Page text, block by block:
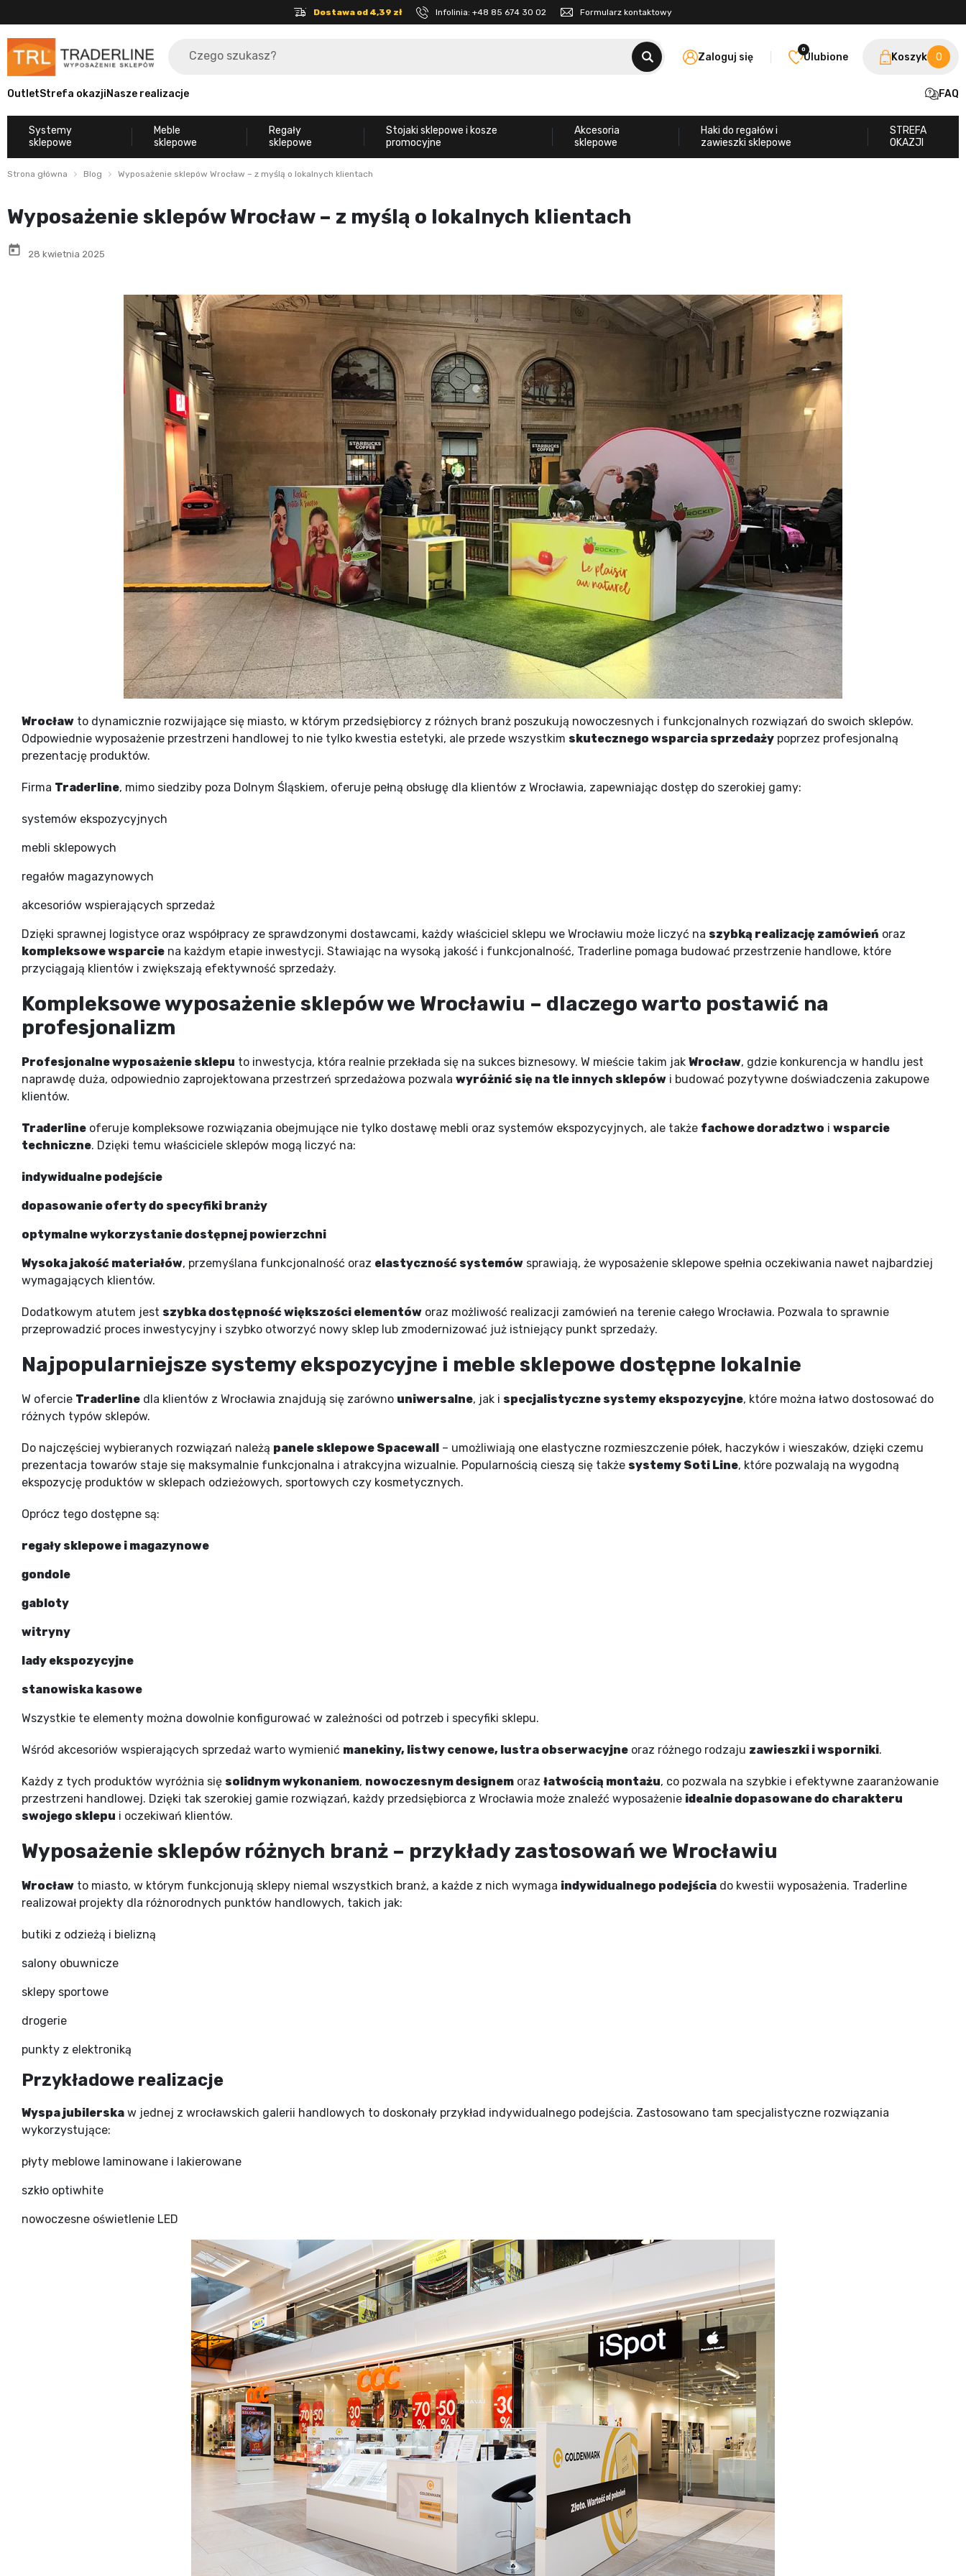
Dostawa od 4,39 zł Infolinia: +48 85 674 30 02 Formularz kontaktowy
Zaloguj się Ulubione
0
Koszyk 0
OutletStrefa okazjiNasze realizacje FAQ
Systemy
sklepowe
Meble
sklepowe
Regały
sklepowe
Stojaki sklepowe i kosze
promocyjne
Akcesoria
sklepowe
Haki do regałów i
zawieszki sklepowe
STREFA
OKAZJI
Strona główna Blog Wyposażenie sklepów Wrocław – z myślą o lokalnych klientach
Wyposażenie sklepów Wrocław – z myślą o lokalnych klientach
today 28 kwietnia 2025
Wrocław to dynamicznie rozwijające się miasto, w którym przedsiębiorcy z różnych branż poszukują nowoczesnych i funkcjonalnych rozwiązań do swoich sklepów.
Odpowiednie wyposażenie przestrzeni handlowej to nie tylko kwestia estetyki, ale przede wszystkim skutecznego wsparcia sprzedaży poprzez profesjonalną
prezentację produktów.
Firma Traderline, mimo siedziby poza Dolnym Śląskiem, oferuje pełną obsługę dla klientów z Wrocławia, zapewniając dostęp do szerokiej gamy:
systemów ekspozycyjnych
mebli sklepowych
regałów magazynowych
akcesoriów wspierających sprzedaż
Dzięki sprawnej logistyce oraz współpracy ze sprawdzonymi dostawcami, każdy właściciel sklepu we Wrocławiu może liczyć na szybką realizację zamówień oraz
kompleksowe wsparcie na każdym etapie inwestycji. Stawiając na wysoką jakość i funkcjonalność, Traderline pomaga budować przestrzenie handlowe, które
przyciągają klientów i zwiększają efektywność sprzedaży.
Kompleksowe wyposażenie sklepów we Wrocławiu – dlaczego warto postawić na
profesjonalizm
Profesjonalne wyposażenie sklepu to inwestycja, która realnie przekłada się na sukces biznesowy. W mieście takim jak Wrocław, gdzie konkurencja w handlu jest
naprawdę duża, odpowiednio zaprojektowana przestrzeń sprzedażowa pozwala wyróżnić się na tle innych sklepów i budować pozytywne doświadczenia zakupowe
klientów.
Traderline oferuje kompleksowe rozwiązania obejmujące nie tylko dostawę mebli oraz systemów ekspozycyjnych, ale także fachowe doradztwo i wsparcie
techniczne. Dzięki temu właściciele sklepów mogą liczyć na:
indywidualne podejście
dopasowanie oferty do specyfiki branży
optymalne wykorzystanie dostępnej powierzchni
Wysoka jakość materiałów, przemyślana funkcjonalność oraz elastyczność systemów sprawiają, że wyposażenie sklepowe spełnia oczekiwania nawet najbardziej
wymagających klientów.
Dodatkowym atutem jest szybka dostępność większości elementów oraz możliwość realizacji zamówień na terenie całego Wrocławia. Pozwala to sprawnie
przeprowadzić proces inwestycyjny i szybko otworzyć nowy sklep lub zmodernizować już istniejący punkt sprzedaży.
Najpopularniejsze systemy ekspozycyjne i meble sklepowe dostępne lokalnie
W ofercie Traderline dla klientów z Wrocławia znajdują się zarówno uniwersalne, jak i specjalistyczne systemy ekspozycyjne, które można łatwo dostosować do
różnych typów sklepów.
Do najczęściej wybieranych rozwiązań należą panele sklepowe Spacewall – umożliwiają one elastyczne rozmieszczenie półek, haczyków i wieszaków, dzięki czemu
prezentacja towarów staje się maksymalnie funkcjonalna i atrakcyjna wizualnie. Popularnością cieszą się także systemy Soti Line, które pozwalają na wygodną
ekspozycję produktów w sklepach odzieżowych, sportowych czy kosmetycznych.
Oprócz tego dostępne są:
regały sklepowe i magazynowe
gondole
gabloty
witryny
lady ekspozycyjne
stanowiska kasowe
Wszystkie te elementy można dowolnie konfigurować w zależności od potrzeb i specyfiki sklepu.
Wśród akcesoriów wspierających sprzedaż warto wymienić manekiny, listwy cenowe, lustra obserwacyjne oraz różnego rodzaju zawieszki i wsporniki.
Każdy z tych produktów wyróżnia się solidnym wykonaniem, nowoczesnym designem oraz łatwością montażu, co pozwala na szybkie i efektywne zaaranżowanie
przestrzeni handlowej. Dzięki tak szerokiej gamie rozwiązań, każdy przedsiębiorca z Wrocławia może znaleźć wyposażenie idealnie dopasowane do charakteru
swojego sklepu i oczekiwań klientów.
Wyposażenie sklepów różnych branż – przykłady zastosowań we Wrocławiu
Wrocław to miasto, w którym funkcjonują sklepy niemal wszystkich branż, a każde z nich wymaga indywidualnego podejścia do kwestii wyposażenia. Traderline
realizował projekty dla różnorodnych punktów handlowych, takich jak:
butiki z odzieżą i bielizną
salony obuwnicze
sklepy sportowe
drogerie
punkty z elektroniką
Przykładowe realizacje
Wyspa jubilerska w jednej z wrocławskich galerii handlowych to doskonały przykład indywidualnego podejścia. Zastosowano tam specjalistyczne rozwiązania
wykorzystujące:
płyty meblowe laminowane i lakierowane
szkło optiwhite
nowoczesne oświetlenie LED